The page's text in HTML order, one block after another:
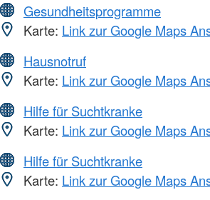
Gesundheitsprogramme
Karte: Link zur Google Maps
Hausnotruf
Karte: Link zur Google Maps
Hilfe für Suchtkranke
Karte: Link zur Google Maps
Hilfe für Suchtkranke
Karte: Link zur Google Maps